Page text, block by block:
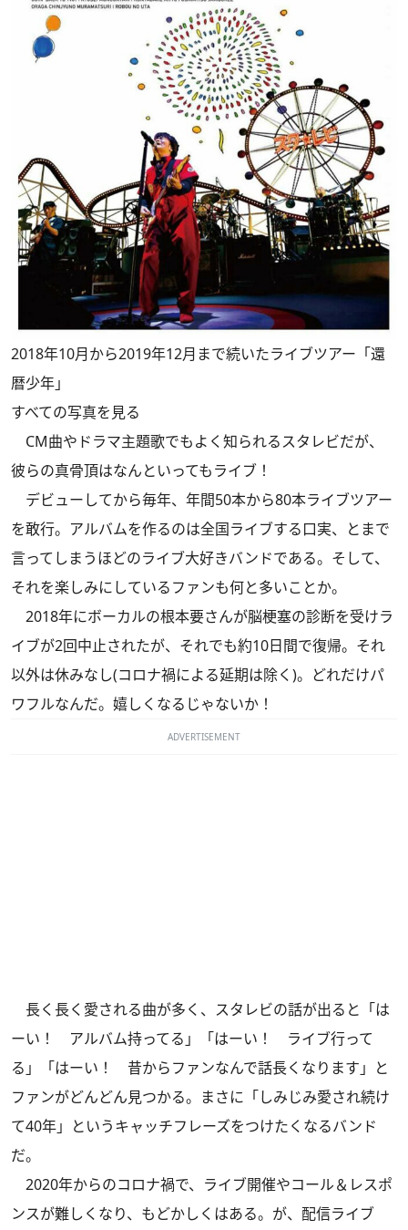
2018年10月から2019年12月まで続いたライブツアー「還
暦少年」
すべての写真を見る
CM曲やドラマ主題歌でもよく知られるスタレビだが、
彼らの真骨頂はなんといってもライブ！
デビューしてから毎年、年間50本から80本ライブツアー
を敢行。アルバムを作るのは全国ライブする口実、とまで
言ってしまうほどのライブ大好きバンドである。そして、
それを楽しみにしているファンも何と多いことか。
2018年にボーカルの根本要さんが脳梗塞の診断を受けラ
イブが2回中止されたが、それでも約10日間で復帰。それ
以外は休みなし(コロナ禍による延期は除く)。どれだけパ
ワフルなんだ。嬉しくなるじゃないか！
ADVERTISEMENT
長く長く愛される曲が多く、スタレビの話が出ると「は
ーい！ アルバム持ってる」「はーい！ ライブ行って
る」「はーい！ 昔からファンなんで話長くなります」と
ファンがどんどん見つかる。まさに「しみじみ愛され続け
て40年」というキャッチフレーズをつけたくなるバンド
だ。
2020年からのコロナ禍で、ライブ開催やコール＆レスポ
ンスが難しくなり、もどかしくはある。が、配信ライブ